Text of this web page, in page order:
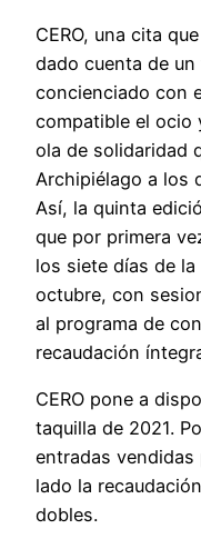
CERO, una cita
dado cuenta de
concienciado con
compatible el ocio
ola de solidaridad
Archipiélago a los
Así, la quinta
que por primera
los siete días de la
octubre, con
al programa de
recaudación
CERO pone a
taquilla de 2021.
entradas
lado la
dobles.